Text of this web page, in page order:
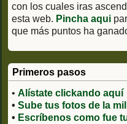
con los cuales iras
esta web. Pincha aqui
que más puntos ha
Primeros pasos
• Alístate clickando aquí
• Sube tus fotos de la
• Escríbenos como fue